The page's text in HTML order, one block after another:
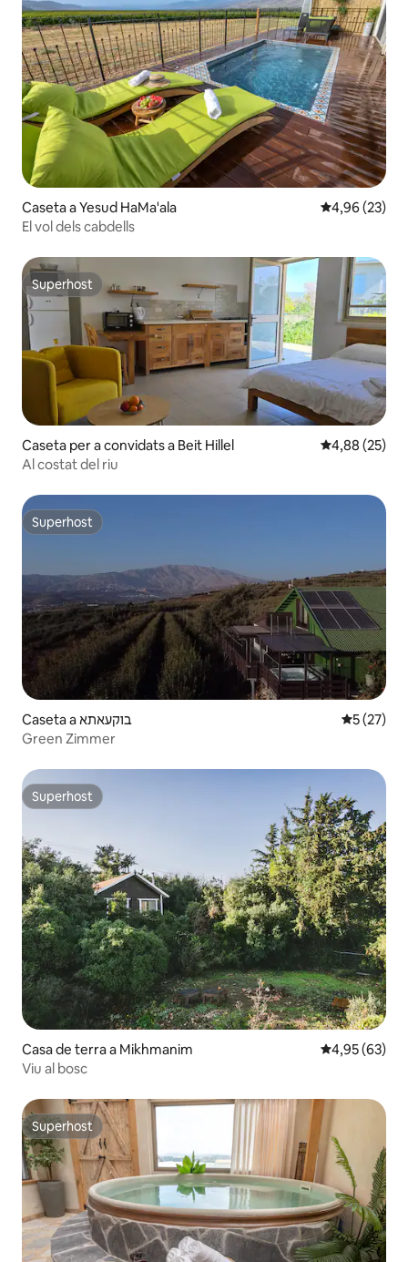
Caseta a Yesud HaMa'ala 4,96 de
4,96 (23)
El vol dels cabdells
Superhost
Superhost
Caseta per a convidats a Beit Hillel 4,88 de
4,88 (25)
Al costat del riu
Superhost
Superhost
Caseta a בוקעאתא 5 de
5 (27)
Green Zimmer
Superhost
Superhost
Casa de terra a Mikhmanim 4,95 de
4,95 (63)
Viu al bosc
Superhost
Superhost